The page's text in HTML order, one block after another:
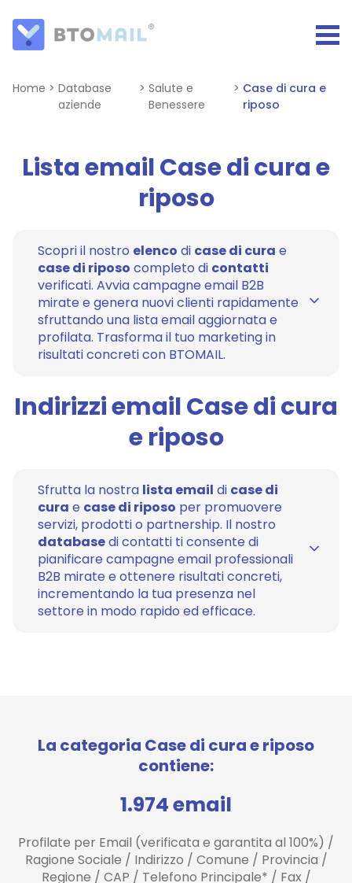
Home > Database
aziende
> Salute e
Benessere
> Case di cura e
riposo
Lista email Case di cura e
riposo
Scopri il nostro elenco di case di cura e
case di riposo completo di contatti
verificati. Avvia campagne email B2B
mirate e genera nuovi clienti rapidamente
sfruttando una lista email aggiornata e
profilata. Trasforma il tuo marketing in
risultati concreti con BTOMAIL.
Indirizzi email Case di cura
e riposo
Sfrutta la nostra lista email di case di
cura e case di riposo per promuovere
servizi, prodotti o partnership. Il nostro
databasedi contatti ti consente di
pianificare campagne email professionali
B2B mirate e ottenere risultati concreti,
incrementando la tua presenza nel
settore in modo rapido ed efficace.
La categoria Case di cura e riposo
contiene:
1.974 email
Profilate per Email (verificata e garantita al 100%) /
Ragione Sociale / Indirizzo / Comune / Provincia /
Regione / CAP / Telefono Principale* / Fax /